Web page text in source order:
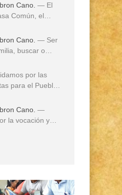
Cano. — El
Común, el
Cano. — Ser
buscar o
para el Pueblo
Cano. —
la vocación y